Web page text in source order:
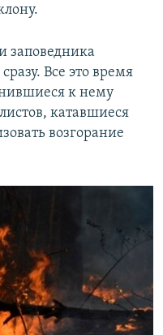
заповедника
Все это время
к нему
катавшиеся
возгорание